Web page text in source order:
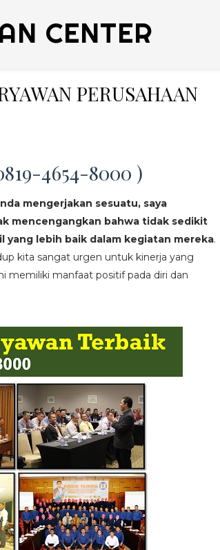
CENTER
PERUSAHAAN
4654-8000 )
mengerjakan sesuatu, saya
mencengangkan bahwa tidak sedikit
yang lebih baik dalam kegiatan mereka.
kita sangat urgen untuk kinerja yang
memiliki manfaat positif pada diri dan